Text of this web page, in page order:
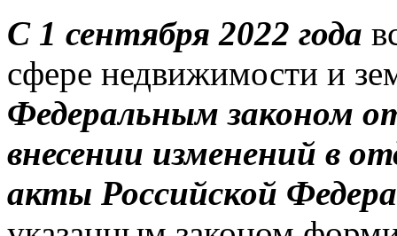
С 1 сентября 2022 года
сфере недвижимости и
Федеральным законом
внесении изменений в
акты Российской